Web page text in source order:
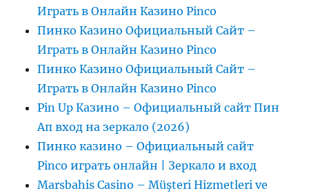
Играть в Онлайн Казино Pinco
Пинко Казино Официальный Сайт –
Играть в Онлайн Казино Pinco
Пинко Казино Официальный Сайт –
Играть в Онлайн Казино Pinco
Pin Up Казино – Официальный сайт Пин
Ап вход на зеркало (2026)
Пинко казино – Официальный сайт
Pinco играть онлайн | Зеркало и вход
Marsbahis Casino – Müşteri Hizmetleri ve